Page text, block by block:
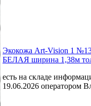
Экокожа Art-Vision 1
БЕЛАЯ ширина 1,38м
есть на складе
19.06.2026 оператором